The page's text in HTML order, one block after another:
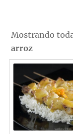
Mostrando
arroz